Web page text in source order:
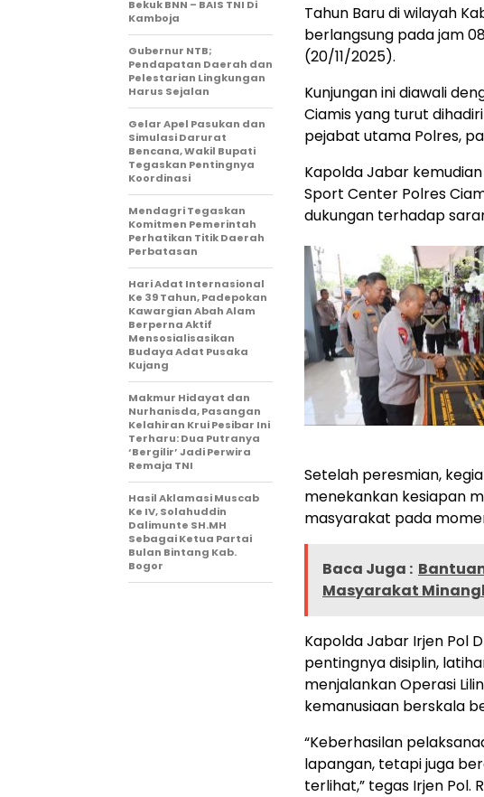
Tahun Baru di wilayah
berlangsung pada jam
(20/11/2025).
Kunjungan ini diawali
Ciamis yang turut
pejabat utama Polres,
Kapolda Jabar
Sport Center Polres
dukungan terhadap
Setelah peresmian,
menekankan kesiapan
masyarakat pada
Baca Juga :
Masyarakat
Kapolda Jabar Irjen Pol
pentingnya disiplin,
menjalankan Operasi
kemanusiaan berskala
“Keberhasilan
lapangan, tetapi juga
terlihat,” tegas Irjen Pol.
Bekuk BNN – BAIS TNI Di
Kamboja
Gubernur NTB;
Pendapatan Daerah dan
Pelestarian Lingkungan
Harus Sejalan
Gelar Apel Pasukan dan
Simulasi Darurat
Bencana, Wakil Bupati
Tegaskan Pentingnya
Koordinasi
Mendagri Tegaskan
Komitmen Pemerintah
Perhatikan Titik Daerah
Perbatasan
Hari Adat Internasional
Ke 39 Tahun, Padepokan
Kawargian Abah Alam
Berperna Aktif
Mensosialisasikan
Budaya Adat Pusaka
Kujang
Makmur Hidayat dan
Nurhanisda, Pasangan
Kelahiran Krui Pesibar Ini
Terharu: Dua Putranya
‘Bergilir’ Jadi Perwira
Remaja TNI
Hasil Aklamasi Muscab
Ke IV, Solahuddin
Dalimunte SH.MH
Sebagai Ketua Partai
Bulan Bintang Kab.
Bogor